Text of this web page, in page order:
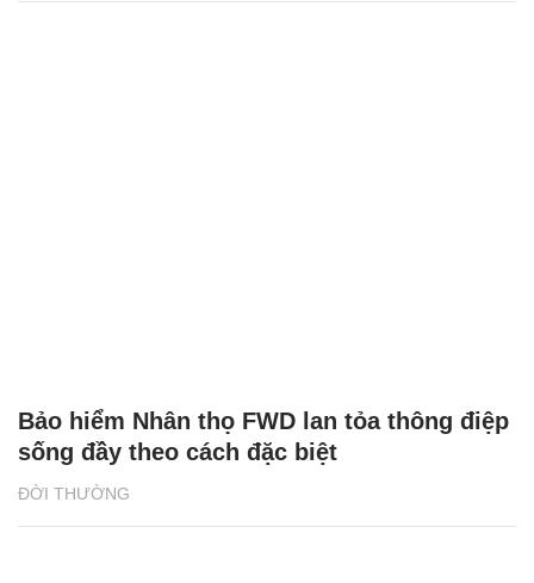
ĐỜI THƯỜNG
Bảo hiểm Nhân thọ FWD lan tỏa thông điệp
sống đầy theo cách đặc biệt